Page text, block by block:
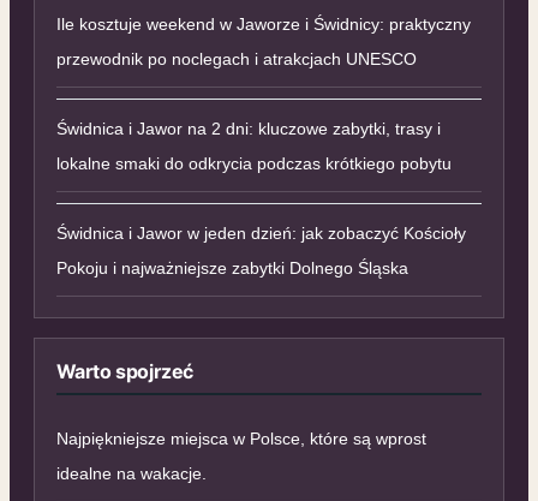
Ile kosztuje weekend w Jaworze i Świdnicy: praktyczny
przewodnik po noclegach i atrakcjach UNESCO
Świdnica i Jawor na 2 dni: kluczowe zabytki, trasy i
lokalne smaki do odkrycia podczas krótkiego pobytu
Świdnica i Jawor w jeden dzień: jak zobaczyć Kościoły
Pokoju i najważniejsze zabytki Dolnego Śląska
Warto spojrzeć
Najpiękniejsze miejsca w Polsce, które są wprost
idealne na wakacje.